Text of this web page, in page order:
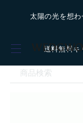
太陽の光を想
送料無料キ